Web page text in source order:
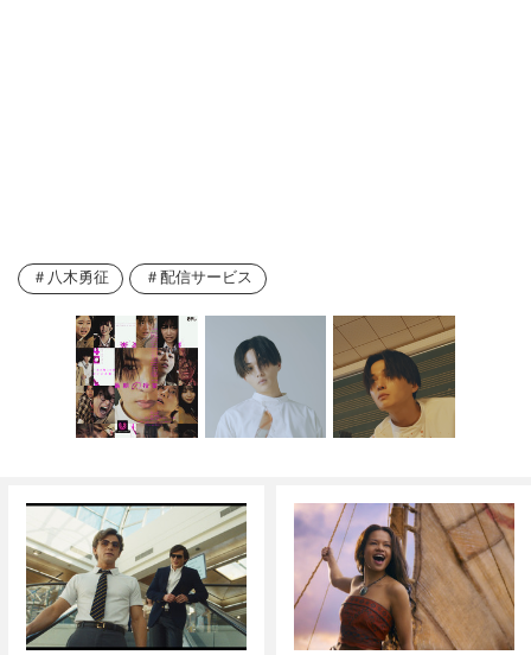
八木勇征 配信サービス